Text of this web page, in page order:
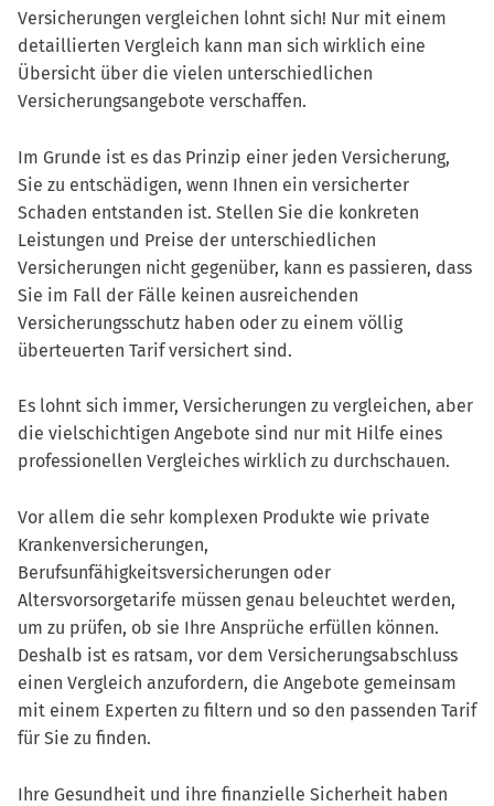
Versicherungen vergleichen lohnt sich! Nur mit einem
detaillierten Vergleich kann man sich wirklich eine
Übersicht über die vielen unterschiedlichen
Versicherungsangebote verschaffen.
Im Grunde ist es das Prinzip einer jeden Versicherung,
Sie zu entschädigen, wenn Ihnen ein versicherter
Schaden entstanden ist. Stellen Sie die konkreten
Leistungen und Preise der unterschiedlichen
Versicherungen nicht gegenüber, kann es passieren, dass
Sie im Fall der Fälle keinen ausreichenden
Versicherungsschutz haben oder zu einem völlig
überteuerten Tarif versichert sind.
Es lohnt sich immer, Versicherungen zu vergleichen, aber
die vielschichtigen Angebote sind nur mit Hilfe eines
professionellen Vergleiches wirklich zu durchschauen.
Vor allem die sehr komplexen Produkte wie private
Krankenversicherungen,
Berufsunfähigkeitsversicherungen oder
Altersvorsorgetarife müssen genau beleuchtet werden,
um zu prüfen, ob sie Ihre Ansprüche erfüllen können.
Deshalb ist es ratsam, vor dem Versicherungsabschluss
einen Vergleich anzufordern, die Angebote gemeinsam
mit einem Experten zu filtern und so den passenden Tarif
für Sie zu finden.
Ihre Gesundheit und ihre finanzielle Sicherheit haben